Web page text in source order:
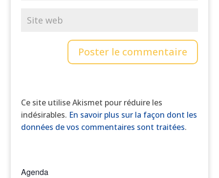
Ce site utilise Akismet pour réduire les
indésirables. En savoir plus sur la façon dont les
données de vos commentaires sont traitées.
Agenda